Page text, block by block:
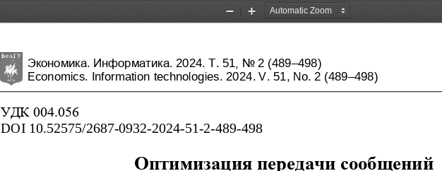
Zoom
Zoom
Экономика. Информатика. 2024 . Т 51 , No 2 (489–498)
Economics. Information technologies. 2024 . V. 51 , No. 2 (489–498)
УДК 004.056
DOI 10.52575/2687-0932-2024-51-2-489-498
Оптимизация передачи сообщений